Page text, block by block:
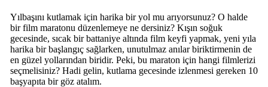
Yılbaşını kutlamak için harika bir yol mu arıyorsunuz? O halde
bir film maratonu düzenlemeye ne dersiniz? Kışın soğuk
gecesinde, sıcak bir battaniye altında film keyfi yapmak, yeni yıla
harika bir başlangıç sağlarken, unutulmaz anılar biriktirmenin de
en güzel yollarından biridir. Peki, bu maraton için hangi filmlerizi
seçmelisiniz? Hadi gelin, kutlama gecesinde izlenmesi gereken 10
başyapıta bir göz atalım.